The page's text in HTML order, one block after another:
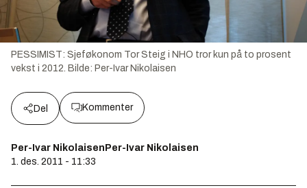
PESSIMIST: Sjeføkonom Tor Steig i NHO tror kun på to prosent
vekst i 2012. Bilde: Per-Ivar Nikolaisen
Del Kommenter
Per-Ivar NikolaisenPer-Ivar Nikolaisen
1. des. 2011 - 11:33